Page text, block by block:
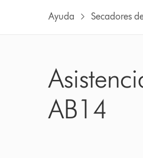
Ayuda Secadores
AB14